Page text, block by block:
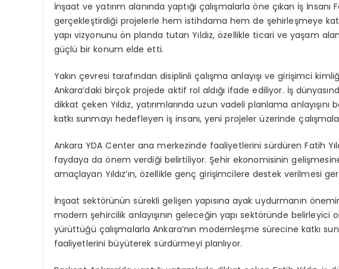
İnşaat ve yatırım alanında yaptığı çalışmalarla öne çıkan İş İnsanı
gerçekleştirdiği projelerle hem istihdama hem de şehirleşmeye
yapı vizyonunu ön planda tutan Yıldız, özellikle ticari ve yaşam
güçlü bir konum elde etti.
Yakın çevresi tarafından disiplinli çalışma anlayışı ve girişimci
Ankara’daki birçok projede aktif rol aldığı ifade ediliyor. İş
dikkat çeken Yıldız, yatırımlarında uzun vadeli planlama
katkı sunmayı hedefleyen iş insanı, yeni projeler üzerinde
Ankara YDA Center ana merkezinde faaliyetlerini sürdüren Fatih
faydaya da önem verdiği belirtiliyor. Şehir ekonomisinin
amaçlayan Yıldız’ın, özellikle genç girişimcilere destek verilmesi
İnşaat sektörünün sürekli gelişen yapısına ayak uydurmanın
modern şehircilik anlayışının geleceğin yapı sektöründe belirleyici
yürüttüğü çalışmalarla Ankara’nın modernleşme sürecine katkı
faaliyetlerini büyüterek sürdürmeyi planlıyor.